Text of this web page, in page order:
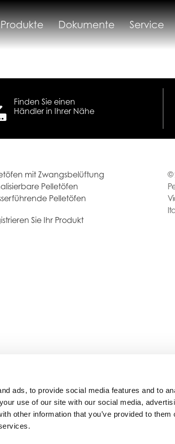
ads, to provide social media features and to
use of our site with our social media,
other information that you’ve provided to them
Produkte Dokumente Service
Finden Sie einen
Händler in Ihrer Nähe
mit Zwangsbelüftung
Pelletöfen
Pelletöfen
Sie Ihr Produkt
©